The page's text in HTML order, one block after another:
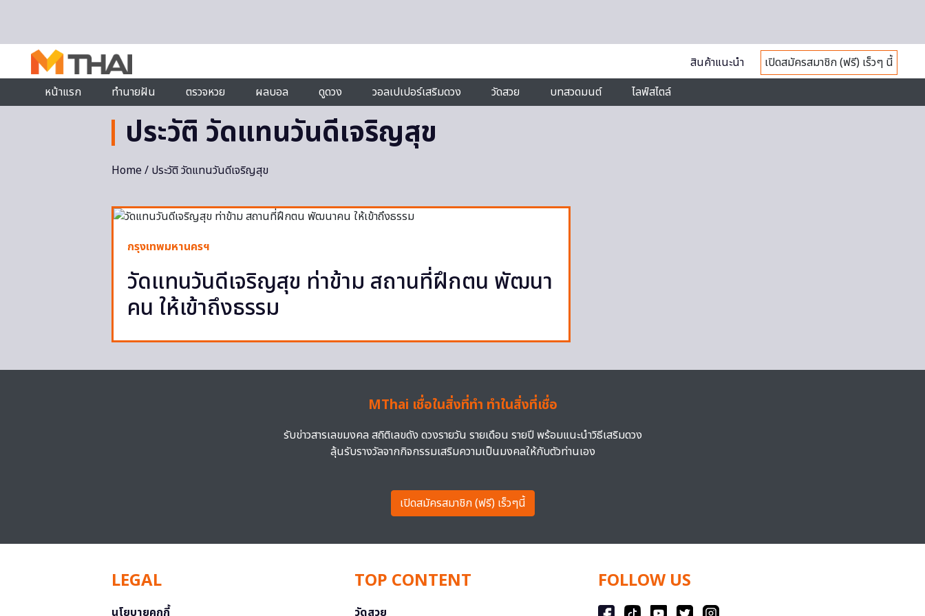
สินค้าแนะนำ
เปิดสมัครสมาชิก (ฟรี) เร็วๆ นี้
หน้าแรก
ทำนายฝัน ตรวจหวย ผลบอล ดูดวง วอลเปเปอร์เสริมดวง วัดสวย บทสวดมนต์ ไลฟ์สไตล์
ประวัติ วัดแทนวันดีเจริญสุข
Home/ ประวัติ วัดแทนวันดีเจริญสุข
กรุงเทพมหานครฯ
วัดแทนวันดีเจริญสุข ท่าข้าม สถานที่ฝึกตน พัฒนา
คน ให้เข้าถึงธรรม
MThai เชื่อในสิ่งที่ทำ ทำในสิ่งที่เชื่อ
รับข่าวสารเลขมงคล สถิติเลขดัง ดวงรายวัน รายเดือน รายปี พร้อมแนะนำวิธีเสริมดวง
ลุ้นรับรางวัลจากกิจกรรมเสริมความเป็นมงคลให้กับตัวท่านเอง
เปิดสมัครสมาชิก (ฟรี) เร็วๆนี้
LEGAL
นโยบายคุกกี้
TOP CONTENT
วัดสวย
FOLLOW US